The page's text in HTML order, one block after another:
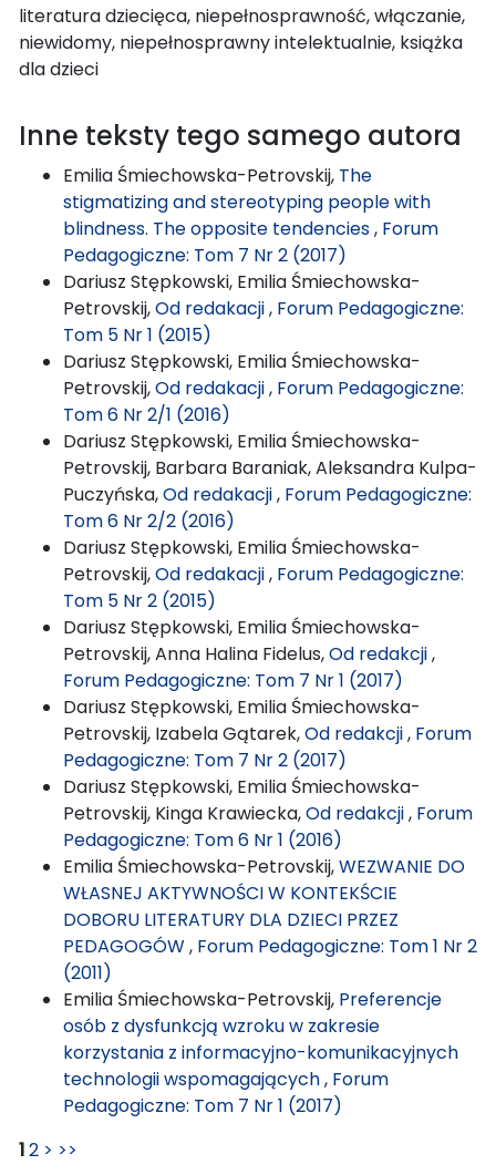
literatura dziecięca, niepełnosprawność, włączanie,
niewidomy, niepełnosprawny intelektualnie, książka
dla dzieci
Inne teksty tego samego autora
Emilia Śmiechowska-Petrovskij, The
stigmatizing and stereotyping people with
blindness. The opposite tendencies, Forum
Pedagogiczne: Tom 7 Nr 2 (2017)
Dariusz Stępkowski, Emilia Śmiechowska-
Petrovskij,Od redakacji, Forum Pedagogiczne:
Tom 5 Nr 1 (2015)
Dariusz Stępkowski, Emilia Śmiechowska-
Petrovskij,Od redakacji, Forum Pedagogiczne:
Tom 6 Nr 2/1 (2016)
Dariusz Stępkowski, Emilia Śmiechowska-
Petrovskij, Barbara Baraniak, Aleksandra Kulpa-
Puczyńska,Od redakacji, Forum Pedagogiczne:
Tom 6 Nr 2/2 (2016)
Dariusz Stępkowski, Emilia Śmiechowska-
Petrovskij,Od redakacji, Forum Pedagogiczne:
Tom 5 Nr 2 (2015)
Dariusz Stępkowski, Emilia Śmiechowska-
Petrovskij, Anna Halina Fidelus,Od redakcji,
Forum Pedagogiczne: Tom 7 Nr 1 (2017)
Dariusz Stępkowski, Emilia Śmiechowska-
Petrovskij, Izabela Gątarek,Od redakcji, Forum
Pedagogiczne: Tom 7 Nr 2 (2017)
Dariusz Stępkowski, Emilia Śmiechowska-
Petrovskij, Kinga Krawiecka,Od redakcji, Forum
Pedagogiczne: Tom 6 Nr 1 (2016)
Emilia Śmiechowska-Petrovskij,WEZWANIE DO
WŁASNEJ AKTYWNOŚCI W KONTEKŚCIE
DOBORU LITERATURY DLA DZIECI PRZEZ
PEDAGOGÓW, Forum Pedagogiczne: Tom 1 Nr 2
(2011)
Emilia Śmiechowska-Petrovskij, Preferencje
osób z dysfunkcją wzroku w zakresie
korzystania z informacyjno-komunikacyjnych
technologii wspomagających, Forum
Pedagogiczne: Tom 7 Nr 1 (2017)
12 > >>